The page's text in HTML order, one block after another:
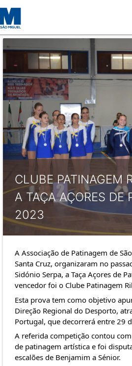
CLUBE PATINAGEM
A TAÇA AÇORES DE
2023
A Associação de Patinagem de
Santa Cruz, organizaram no
Sidónio Serpa, a Taça Açores de
vencedor foi o Clube Patinagem
Esta prova tem como objetivo
Direção Regional do Desporto,
Portugal, que decorrerá entre 29
A referida competição contou
de patinagem artística e foi
escalões de Benjamim a Sénior.